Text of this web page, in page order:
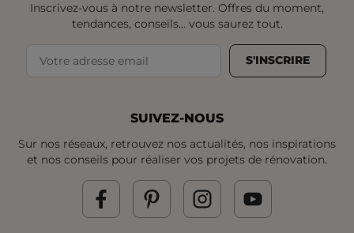
Inscrivez-vous à notre newsletter. Offres du moment,
tendances, conseils... vous saurez tout.
S'INSCRIRE
SUIVEZ-NOUS
Sur nos réseaux, retrouvez nos actualités, nos inspirations
et nos conseils pour réaliser vos projets de rénovation.